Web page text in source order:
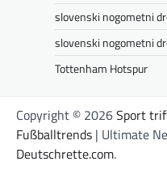
slovenski nogometni
slovenski nogometni
Tottenham Hotspur
Copyright © 2026Sport
Fußballtrends | Ultimate
Deutschrette.com.